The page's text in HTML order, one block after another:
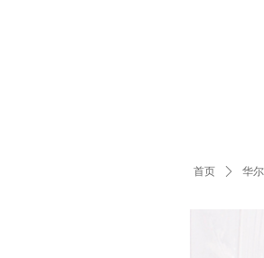
首页 ꄲ 华